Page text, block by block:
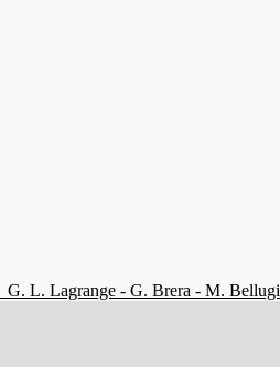
G. L. Lagrange - G. Brera - M. Bellugi